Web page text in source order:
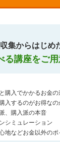
大高の1階です。
集からはじめ
る講座をご
購入でかかるお金の
入するのがお得なの
、購入派の本音
シミュレーション
地などお金以外のポ